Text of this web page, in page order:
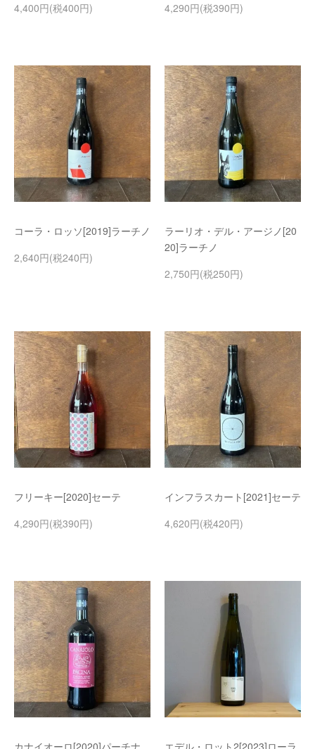
4,400円(税400円)
4,290円(税390円)
コーラ・ロッソ[2019]ラーチノ
2,640円(税240円)
ラーリオ・デル・アージノ[20
20]ラーチノ
2,750円(税250円)
フリーキー[2020]セーテ
4,290円(税390円)
インフラスカート[2021]セーテ
4,620円(税420円)
カナイオーロ[2020]パーチナ エデル・ロット2[2023]ローラ